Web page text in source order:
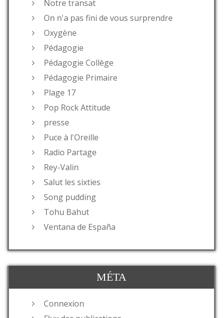
Notre transat
On n'a pas fini de vous surprendre
Oxygène
Pédagogie
Pédagogie Collège
Pédagogie Primaire
Plage 17
Pop Rock Attitude
presse
Puce à l'Oreille
Radio Partage
Rey-Valin
Salut les sixties
Song pudding
Tohu Bahut
Ventana de España
MÉTA
Connexion